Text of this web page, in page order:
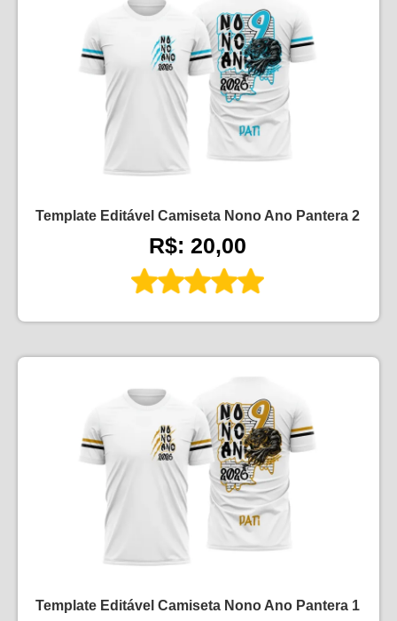
Template Editável Camiseta Nono Ano Pantera 2
R$: 20,00
Template Editável Camiseta Nono Ano Pantera 1